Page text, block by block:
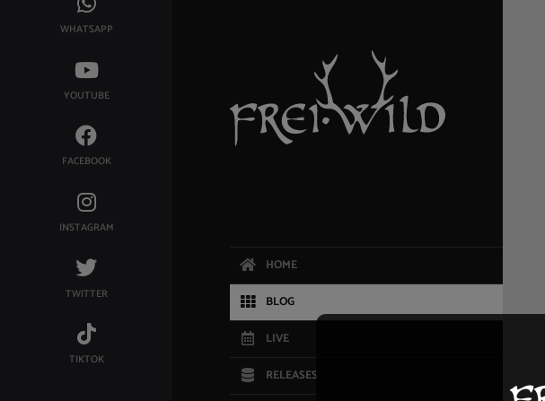
WHATSAPP
YOUTUBE
FACEBOOK
INSTAGRAM
TWITTER
TIKTOK
HOME
BLOG
LIVE
RELEASES